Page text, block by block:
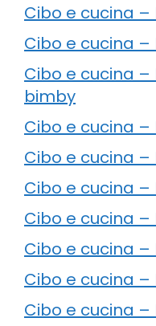
Cibo e cucina
Cibo e cucina
Cibo e cucina
bimby
Cibo e cucina
Cibo e cucina
Cibo e cucina
Cibo e cucina
Cibo e cucina
Cibo e cucina
Cibo e cucina